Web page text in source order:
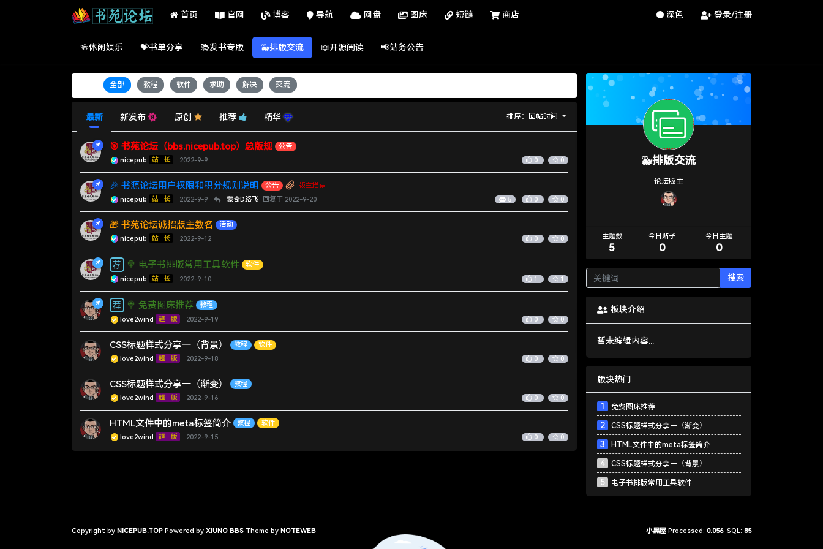
首页 官网 博客 导航 网盘 图床 短链 商店 深色 登录/注册
🍻休闲娱乐 💝书单分享 📚发书专版 🐳排版交流 📖开源阅读 📢站务公告
全部 教程 软件 求助 解决 交流
最新 新发布 原创 推荐 精华 排序： 回帖时间
🎯 书苑论坛（bbs.nicepub.top）总版规
公告
nicepub
2022-9-9 0 0
🎉 书源论坛用户权限和积分规则说明
公告
nicepub
2022-9-9 蒙奇D路飞 回复于2022-9-20 5 0 0
🎁 书苑论坛诚招版主数名
活动
nicepub
2022-9-12 0 0
🍭 电子书排版常用工具软件
软件
nicepub
2022-9-10 1 1
🍭 免费图床推荐
教程
love2wind
2022-9-19 0 0
CSS标题样式分享一（背景） 教程
软件
love2wind
2022-9-18 0 0
CSS标题样式分享一（渐变）
教程
love2wind
2022-9-16 0 0
HTML文件中的meta标签简介 教程
软件
love2wind
2022-9-15 0 0
🐳排版交流
论坛版主
主题数
5
今日贴子
0
今日主题
0
搜索
板块介绍
暂未编辑内容...
版块热门
1 免费图床推荐
2 CSS标题样式分享一（渐变）
3 HTML文件中的meta标签简介
4 CSS标题样式分享一（背景）
5 电子书排版常用工具软件
Copyright by NICEPUB.TOP Powered by XIUNO BBS Theme by NOTEWEB 小黑屋 Processed: 0.056, SQL: 85